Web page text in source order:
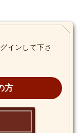
インして下さ
方